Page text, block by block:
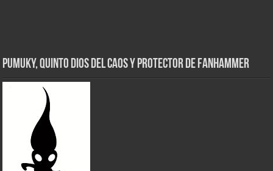
Pumuky, Quinto Dios del Caos y Protector de FanHammer